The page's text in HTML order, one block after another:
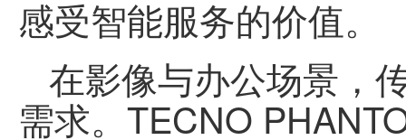
感受智能服务的价值。
在影像与办公场景，
需求。TECNO